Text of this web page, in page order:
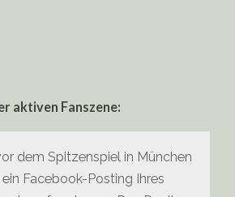
aktiven Fanszene:
dem Spitzenspiel in München
Facebook-Posting Ihres